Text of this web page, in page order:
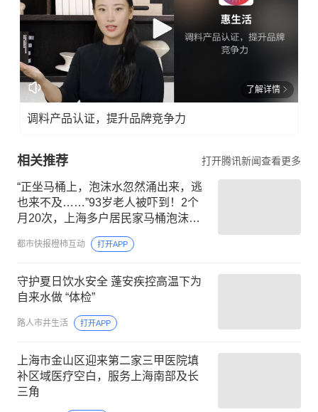
了解详情
调料产品认证，提升品牌竞争力
相关推荐 打开腾讯新闻查看更多
“正坐马桶上，泡沫水忽然涌出来，逃
也来不及……”93岁老人被吓到！2个
月20次，上海多户居民家马桶泡沫喷
都市快报橙柿互动 打开APP
守护夏日饮水安全 蓬安疾控高温下为
自来水做 “体检”
路人市井生活 打开APP
上海市金山区迎来第二家三甲医院填
补区域医疗空白，服务上海南部及长
三角